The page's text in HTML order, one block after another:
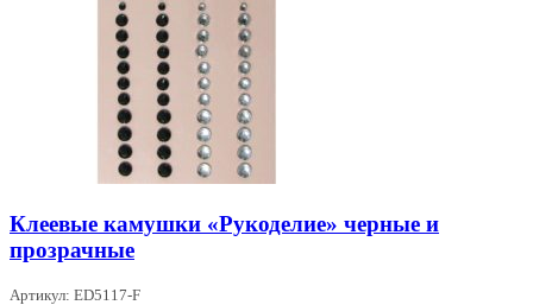
Клеевые камушки «Рукоделие» черные и
прозрачные
Артикул: ED5117-F